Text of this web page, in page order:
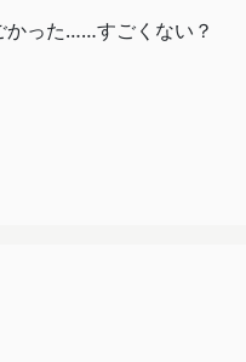
れるし、口を噛み締めて
かった……すごくない？